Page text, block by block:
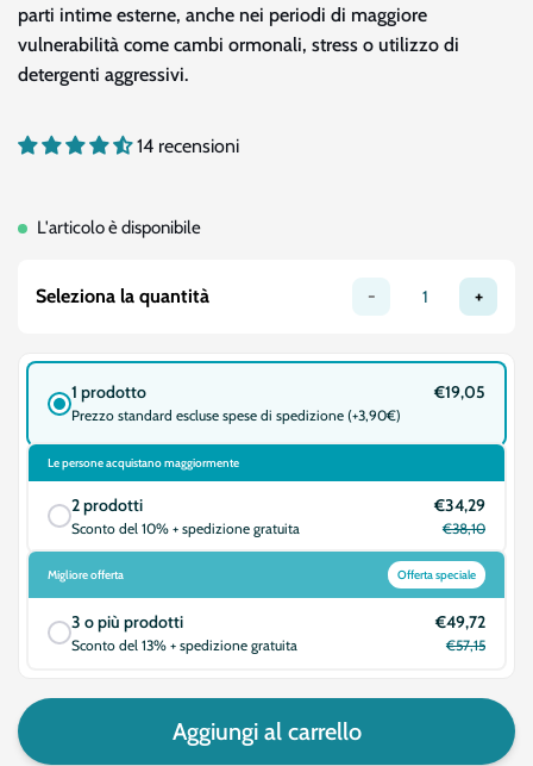
parti intime esterne, anche nei periodi di maggiore
vulnerabilità come cambi ormonali, stress o utilizzo di
detergenti aggressivi.
14 recensioni
L'articolo è disponibile
Seleziona la quantità - +
1 prodotto
Prezzo standard escluse spese di spedizione (+3,90€)
€19,05
Le persone acquistano maggiormente
2 prodotti
Sconto del 10% + spedizione gratuita
€34,29
€38,10
Migliore offerta Offerta speciale
3 o più prodotti
Sconto del 13% + spedizione gratuita
€49,72
€57,15
Aggiungi al carrello